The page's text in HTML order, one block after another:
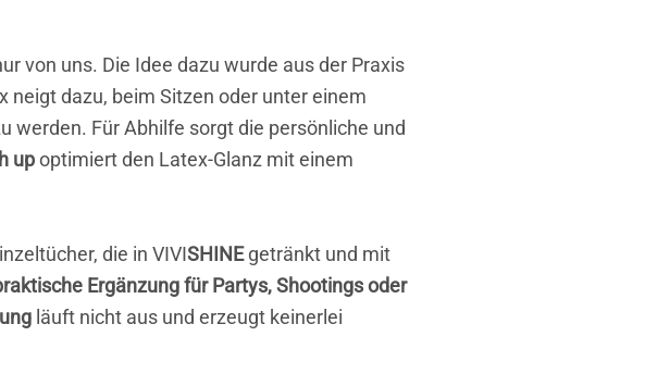
von uns. Die Idee dazu wurde aus der Praxis
neigt dazu, beim Sitzen oder unter einem
werden. Für Abhilfe sorgt die persönliche und
upoptimiert den Latex-Glanz mit einem
die in VIVISHINEgetränkt und mit
Ergänzung für Partys, Shootings oder
läuft nicht aus und erzeugt keinerlei